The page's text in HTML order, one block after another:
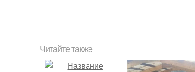
Читайте также